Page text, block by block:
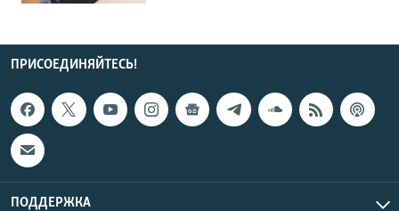
ПРИСОЕДИНЯЙТЕСЬ!
ПОДДЕРЖКА